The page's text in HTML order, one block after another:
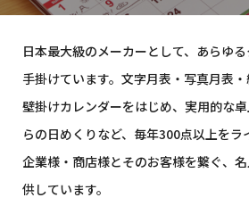
日本最大級のメーカーとして、あらゆ
手掛けています。文字月表・写真月表
壁掛けカレンダーをはじめ、実用的な
らの日めくりなど、毎年300点以上をラ
企業様・商店様とそのお客様を繋ぐ、
供しています。